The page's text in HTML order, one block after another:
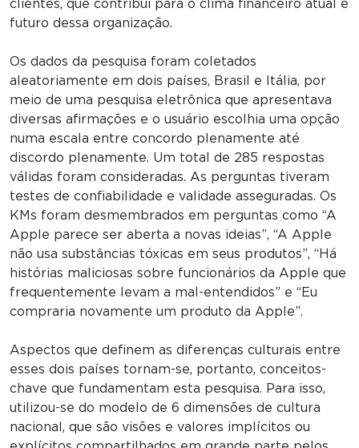
clientes, que contribui para o clima financeiro atual e
futuro dessa organização.
Os dados da pesquisa foram coletados
aleatoriamente em dois países, Brasil e Itália, por
meio de uma pesquisa eletrônica que apresentava
diversas afirmações e o usuário escolhia uma opção
numa escala entre concordo plenamente até
discordo plenamente. Um total de 285 respostas
válidas foram consideradas. As perguntas tiveram
testes de confiabilidade e validade asseguradas. Os
KMs foram desmembrados em perguntas como “A
Apple parece ser aberta a novas ideias”, “A Apple
não usa substâncias tóxicas em seus produtos”, “Há
histórias maliciosas sobre funcionários da Apple que
frequentemente levam a mal-entendidos” e “Eu
compraria novamente um produto da Apple”.
Aspectos que definem as diferenças culturais entre
esses dois países tornam-se, portanto, conceitos-
chave que fundamentam esta pesquisa. Para isso,
utilizou-se do modelo de 6 dimensões de cultura
nacional, que são visões e valores implícitos ou